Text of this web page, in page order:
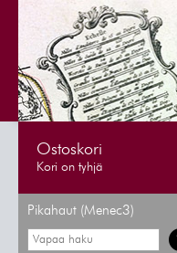
Ostoskori
Kori on tyhjä
Pikahaut (Menec3)